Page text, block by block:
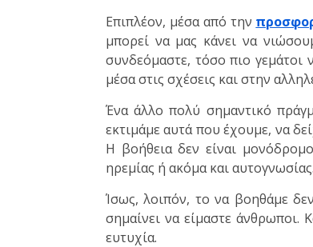
Επιπλέον, μέσα από την
μπορεί να μας κάνει να
συνδεόμαστε, τόσο πιο γεμάτοι
μέσα στις σχέσεις και στην
Ένα άλλο πολύ σημαντικό
εκτιμάμε αυτά που έχουμε, να
Η βοήθεια δεν είναι
ηρεμίας ή ακόμα και αυτογνωσίας.
Ίσως, λοιπόν, το να βοηθάμε
σημαίνει να είμαστε άνθρωποι.
ευτυχία.